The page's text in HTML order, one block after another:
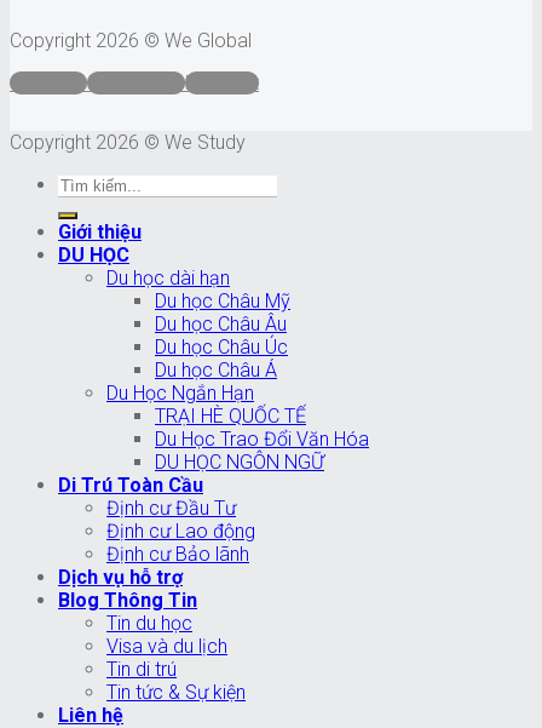
Copyright 2026 © We Global
Quy định
Điều khoản Bảo mật
Copyright 2026 © We Study
Giới thiệu
DU HỌC
Du học dài hạn
Du học Châu Mỹ
Du học Châu Âu
Du học Châu Úc
Du học Châu Á
Du Học Ngắn Hạn
TRẠI HÈ QUỐC TẾ
Du Học Trao Đổi Văn Hóa
DU HỌC NGÔN NGỮ
Di Trú Toàn Cầu
Định cư Đầu Tư
Định cư Lao động
Định cư Bảo lãnh
Dịch vụ hỗ trợ
Blog Thông Tin
Tin du học
Visa và du lịch
Tin di trú
Tin tức & Sự kiện
Liên hệ